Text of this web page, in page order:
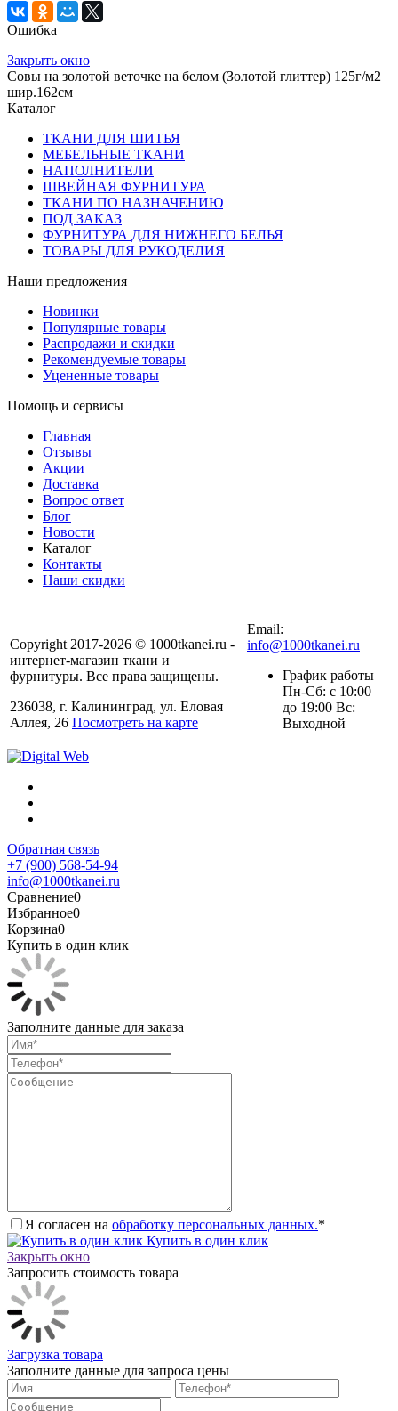
Ошибка
Закрыть окно
Совы на золотой веточке на белом (Золотой глиттер) 125г/м2
шир.162см
Каталог
ТКАНИ ДЛЯ ШИТЬЯ
МЕБЕЛЬНЫЕ ТКАНИ
НАПОЛНИТЕЛИ
ШВЕЙНАЯ ФУРНИТУРА
ТКАНИ ПО НАЗНАЧЕНИЮ
ПОД ЗАКАЗ
ФУРНИТУРА ДЛЯ НИЖНЕГО БЕЛЬЯ
ТОВАРЫ ДЛЯ РУКОДЕЛИЯ
Наши предложения
Новинки
Популярные товары
Распродажи и скидки
Рекомендуемые товары
Уцененные товары
Помощь и сервисы
Главная
Отзывы
Акции
Доставка
Вопрос ответ
Блог
Новости
Каталог
Контакты
Наши скидки
Copyright 2017-2026 © 1000tkanei.ru -
интернет-магазин ткани и
фурнитуры. Все права защищены.
236038, г. Калининград, ул. Еловая
Аллея, 26 Посмотреть на карте
Email:
info@1000tkanei.ru
График работы
Пн-Сб: с 10:00
до 19:00 Вс:
Выходной
Обратная связь
+7 (900) 568-54-94
info@1000tkanei.ru
Сравнение0
Избранное0
Корзина0
Купить в один клик
Заполните данные для заказа
Я согласен на обработку персональных данных.*
Купить в один клик
Закрыть окно
Запросить стоимость товара
Загрузка товара
Заполните данные для запроса цены